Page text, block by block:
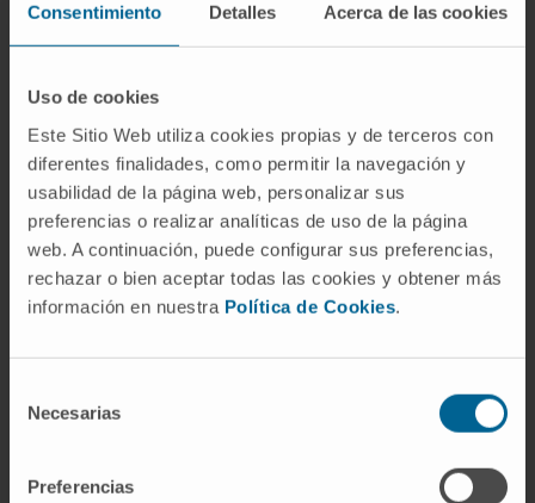
Consentimiento Detalles Acerca de las cookies
Uso de cookies
Este Sitio Web utiliza cookies propias y de terceros con
diferentes finalidades, como permitir la navegación y
usabilidad de la página web, personalizar sus
preferencias o realizar analíticas de uso de la página
web. A continuación, puede configurar sus preferencias,
rechazar o bien aceptar todas las cookies y obtener más
información en nuestra Política de Cookies.
Necesarias
Preferencias
Preguntas frecuentes
apósito?
Del latínappositus, participio de apponere,
«poner junto a» o «poner encima». La forma
llegó al castellano hacia 1599 y desde
entonces apenas ha cambiado de sentido:
sigue nombrando lo que se coloca sobre una
herida para cubrirla.
¿Todos los apósitos deben ser
estériles?
abiertas sí deben estarlo, porque entran en